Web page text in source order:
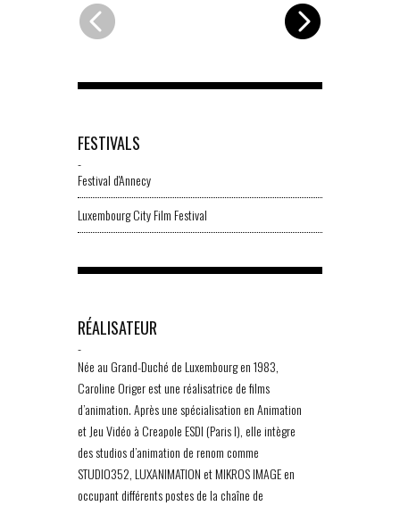
FESTIVALS
-
Festival d'Annecy
Luxembourg City Film Festival
RÉALISATEUR
-
Née au Grand-Duché de Luxembourg en 1983,
Caroline Origer est une réalisatrice de films
d’animation. Après une spécialisation en Animation
et Jeu Vidéo à Creapole ESDI (Paris I), elle intègre
des studios d’animation de renom comme
STUDIO352, LUXANIMATION et MIKROS IMAGE en
occupant différents postes de la chaîne de